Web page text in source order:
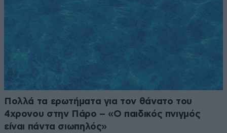
Πολλά τα ερωτήματα για τον θάνατο του
4χρονου στην Πάρο – «Ο παιδικός πνιγμός
είναι πάντα σιωπηλός»